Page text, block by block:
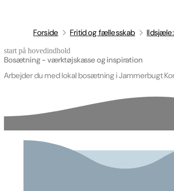
Forside Fritid og fællesskab
start på hovedindhold
Bosætning - værktøjskasse og inspiration
Arbejder du med lokal bosætning i Jammerbugt
senest opdateret 9. april 2026